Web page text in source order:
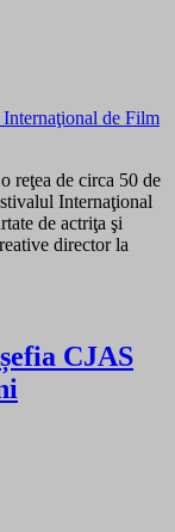
reţea de circa 50 de
Internaţional
de actriţa şi
director la
CJAS